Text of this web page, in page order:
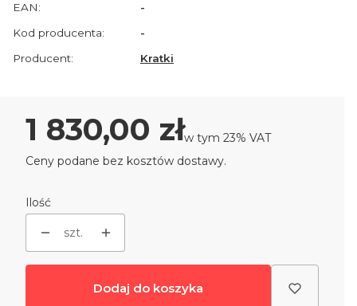
EAN:
-
Kod producenta:
-
Producent:
Kratki
Cena
1 830,00 złw tym 23% VAT
w tym 23% VAT
Ceny podane bez kosztów dostawy.
Ilość
szt.
Dodaj do koszyka